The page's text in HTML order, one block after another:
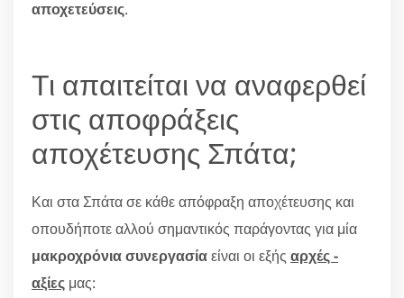
αποχετεύσεις.
Τι απαιτείται να αναφερθεί
στις αποφράξεις
αποχέτευσης Σπάτα;
Και στα Σπάτα σε κάθε απόφραξη αποχέτευσης και
οπουδήποτε αλλού σημαντικός παράγοντας για μία
μακροχρόνια συνεργασίαείναι οι εξής αρχές -
αξίες μας: